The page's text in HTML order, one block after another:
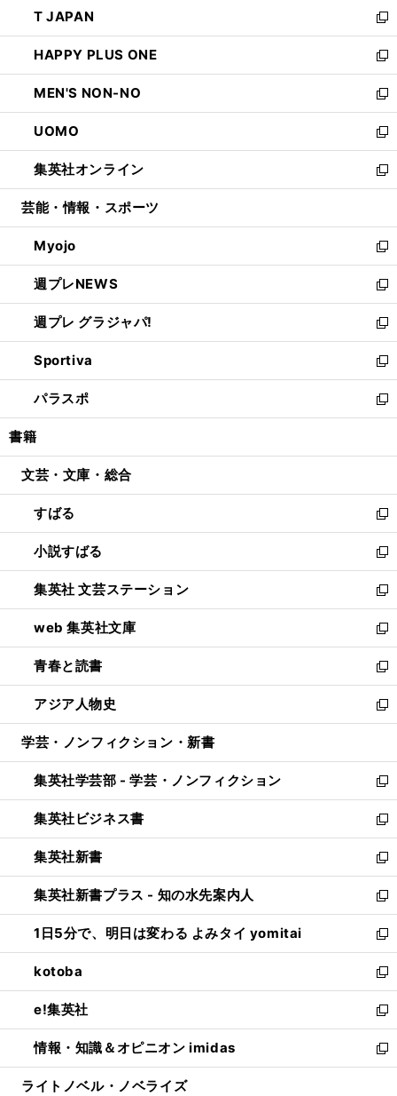
く
で
開
く
ド
ウ
で
開
く
ィ
ン
ド
ウ
で
開
く
い
ウ
ィ
ン
ド
ウ
で
開
く
T JAPAN
新
し
い
ウ
ィ
ン
ド
ウ
で
開
HAPPY PLUS ONE
新
し
い
ウ
ィ
ン
ド
ウ
開
く
MEN'S NON-NO
新
し
い
ウ
ィ
ン
ウ
で
開
く
UOMO
新
し
い
ウ
ン
ド
ウ
で
開
く
集英社オンライン
新
し
ウ
ィ
ン
ド
ウ
で
開
く
芸能・情報・スポーツ
Myojo
新
し
い
ウ
ィ
ン
ド
ウ
で
開
週プレNEWS
新
し
い
ウ
ィ
ン
ド
ウ
開
週プレ グラジャパ!
新
し
い
ウ
ィ
ン
ウ
開
く
Sportiva
新
し
い
ウ
ン
ウ
で
開
く
パラスポ
新
し
ウ
ン
ド
ウ
で
開
く
書籍
文芸・文庫・総合
すばる
新
し
い
ウ
ィ
ン
ド
ウ
で
開
く
小説すばる
新
し
い
ウ
ィ
ン
ド
ウ
で
開
集英社 文芸ステーション
新
し
い
ウ
ィ
ン
ド
ウ
開
く
web 集英社文庫
新
し
い
ウ
ィ
ン
ウ
で
開
く
青春と読書
新
し
い
ウ
ン
ド
ウ
で
開
く
アジア人物史
新
し
ウ
ィ
ン
ド
ウ
で
開
く
学芸・ノンフィクション・新書
集英社学芸部 - 学芸・ノンフィクション
新
し
い
ウ
ィ
ン
ド
ウ
で
開
く
集英社ビジネス書
新
し
い
ウ
ィ
ン
ド
ウ
で
開
く
集英社新書
新
し
い
ウ
ィ
ン
ド
ウ
で
開
く
集英社新書プラス - 知の水先案内人
新
し
い
ウ
ィ
ン
ド
ウ
で
開
1日5分で、明日は変わる よみタイ yomitai
新
し
い
ウ
ィ
ン
ド
ウ
kotoba
新
し
い
ウ
ィ
ン
e!集英社
新
し
い
ウ
情報・知識＆オピニオン imidas
新
し
ライトノベル・ノベライズ